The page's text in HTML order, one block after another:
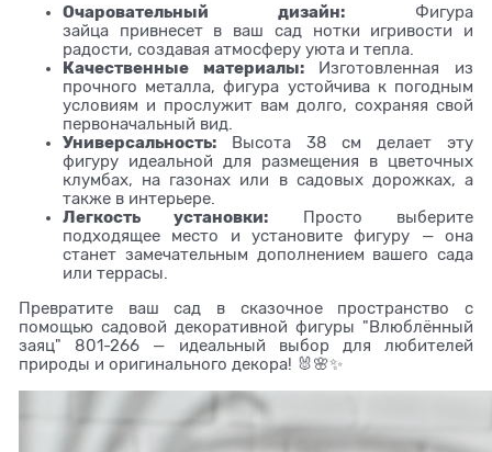
Очаровательный дизайн: Фигура
зайца привнесет в ваш сад нотки игривости и
радости, создавая атмосферу уюта и тепла.
Качественные материалы:Изготовленная из
прочного металла, фигура устойчива к погодным
условиям и прослужит вам долго, сохраняя свой
первоначальный вид.
Универсальность: Высота 38 см делает эту
фигуру идеальной для размещения в цветочных
клумбах, на газонах или в садовых дорожках, а
также в интерьере.
Легкость установки: Просто выберите
подходящее место и установите фигуру — она
станет замечательным дополнением вашего сада
или террасы.
Превратите ваш сад в сказочное пространство с
помощью садовой декоративной фигуры "Влюблённый
заяц" 801-266 — идеальный выбор для любителей
природы и оригинального декора! 🐰🌸✨